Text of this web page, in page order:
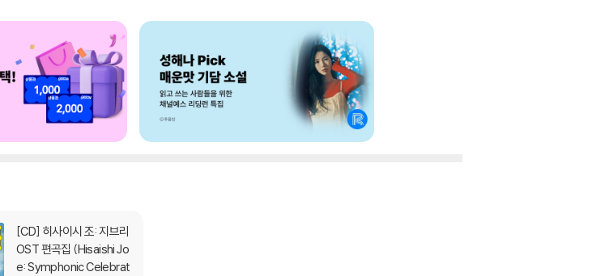
[CD]
OST 편곡집 (Hisaishi Jo
e: Symphonic Celebrat